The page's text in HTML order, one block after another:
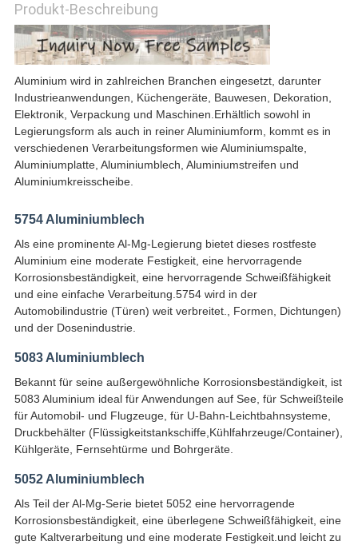
Produkt-Beschreibung
Aluminium wird in zahlreichen Branchen eingesetzt, darunter
Industrieanwendungen, Küchengeräte, Bauwesen, Dekoration,
Elektronik, Verpackung und Maschinen.Erhältlich sowohl in
Legierungsform als auch in reiner Aluminiumform, kommt es in
verschiedenen Verarbeitungsformen wie Aluminiumspalte,
Aluminiumplatte, Aluminiumblech, Aluminiumstreifen und
Aluminiumkreisscheibe.
5754 Aluminiumblech
Als eine prominente Al-Mg-Legierung bietet dieses rostfeste
Aluminium eine moderate Festigkeit, eine hervorragende
Korrosionsbeständigkeit, eine hervorragende Schweißfähigkeit
und eine einfache Verarbeitung.5754 wird in der
Automobilindustrie (Türen) weit verbreitet., Formen, Dichtungen)
und der Dosenindustrie.
5083 Aluminiumblech
Bekannt für seine außergewöhnliche Korrosionsbeständigkeit, ist
5083 Aluminium ideal für Anwendungen auf See, für Schweißteile
für Automobil- und Flugzeuge, für U-Bahn-Leichtbahnsysteme,
Druckbehälter (Flüssigkeitstankschiffe,Kühlfahrzeuge/Container),
Kühlgeräte, Fernsehtürme und Bohrgeräte.
5052 Aluminiumblech
Als Teil der Al-Mg-Serie bietet 5052 eine hervorragende
Korrosionsbeständigkeit, eine überlegene Schweißfähigkeit, eine
gute Kaltverarbeitung und eine moderate Festigkeit.und leicht zu